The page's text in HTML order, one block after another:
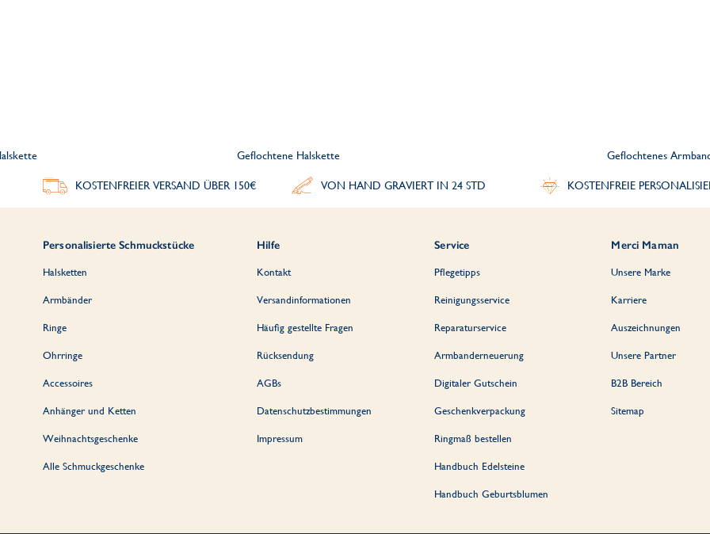
Geflochtene Halskette Geflochtenes
KOSTENFREIER VERSAND ÜBER 150€ VON HAND GRAVIERT IN 24 STD KOSTENFREIE
Personalisierte Schmuckstücke
Halsketten
Armbänder
Ringe
Ohrringe
Accessoires
Anhänger und Ketten
Weihnachtsgeschenke
Alle Schmuckgeschenke
Hilfe
Kontakt
Versandinformationen
Häufig gestellte Fragen
Rücksendung
AGBs
Datenschutzbestimmungen
Impressum
Service
Pflegetipps
Reinigungsservice
Reparaturservice
Armbanderneuerung
Digitaler Gutschein
Geschenkverpackung
Ringmaß bestellen
Handbuch Edelsteine
Handbuch Geburtsblumen
Merci Maman
Unsere Marke
Karriere
Auszeichnungen
Unsere Partner
B2B Bereich
Sitemap